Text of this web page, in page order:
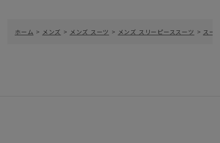
ホーム > メンズ > メンズ スーツ > メンズ スリーピーススーツ > スー